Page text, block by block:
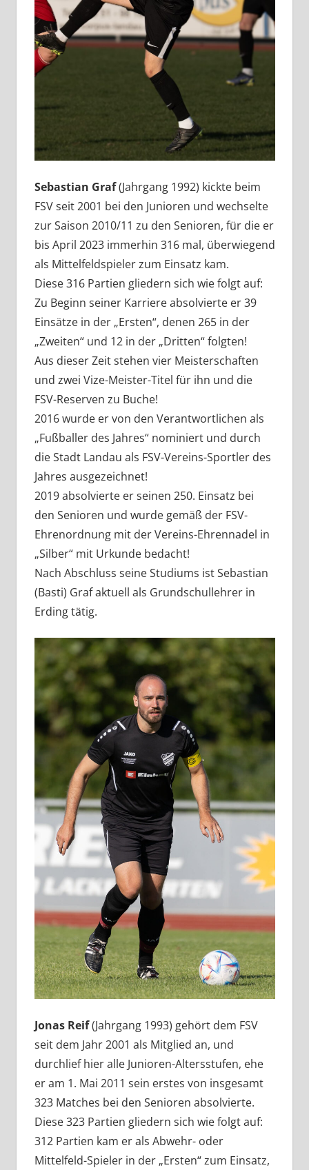
Sebastian Graf(Jahrgang 1992) kickte beim
FSV seit 2001 bei den Junioren und wechselte
zur Saison 2010/11 zu den Senioren, für die er
bis April 2023 immerhin 316 mal, überwiegend
als Mittelfeldspieler zum Einsatz kam.
Diese 316 Partien gliedern sich wie folgt auf:
Zu Beginn seiner Karriere absolvierte er 39
Einsätze in der „Ersten“, denen 265 in der
„Zweiten“ und 12 in der „Dritten“ folgten!
Aus dieser Zeit stehen vier Meisterschaften
und zwei Vize-Meister-Titel für ihn und die
FSV-Reserven zu Buche!
2016 wurde er von den Verantwortlichen als
„Fußballer des Jahres“ nominiert und durch
die Stadt Landau als FSV-Vereins-Sportler des
Jahres ausgezeichnet!
2019 absolvierte er seinen 250. Einsatz bei
den Senioren und wurde gemäß der FSV-
Ehrenordnung mit der Vereins-Ehrennadel in
„Silber“ mit Urkunde bedacht!
Nach Abschluss seine Studiums ist Sebastian
(Basti) Graf aktuell als Grundschullehrer in
Erding tätig.
Jonas Reif(Jahrgang 1993) gehört dem FSV
seit dem Jahr 2001 als Mitglied an, und
durchlief hier alle Junioren-Altersstufen, ehe
er am 1. Mai 2011 sein erstes von insgesamt
323 Matches bei den Senioren absolvierte.
Diese 323 Partien gliedern sich wie folgt auf:
312 Partien kam er als Abwehr- oder
Mittelfeld-Spieler in der „Ersten“ zum Einsatz,